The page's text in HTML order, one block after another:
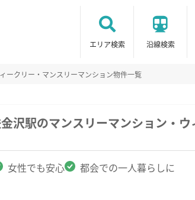
エリア検索 沿線検索
ークリー・マンスリーマンション物件一覧
沢駅のマンスリーマンション・
女性でも安心 都会での一人暮らしに